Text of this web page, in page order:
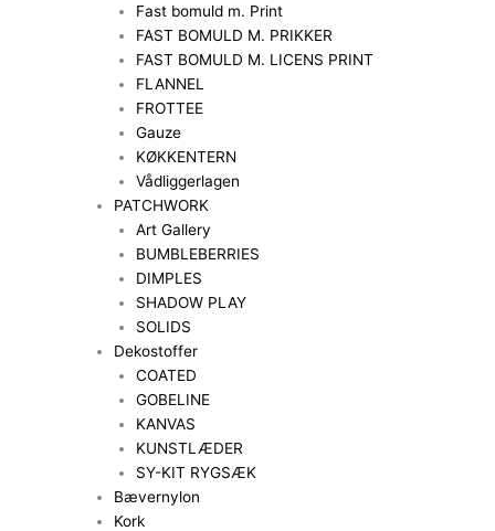
Fast bomuld m. Print
FAST BOMULD M. PRIKKER
FAST BOMULD M. LICENS PRINT
FLANNEL
FROTTEE
Gauze
KØKKENTERN
Vådliggerlagen
PATCHWORK
Art Gallery
BUMBLEBERRIES
DIMPLES
SHADOW PLAY
SOLIDS
Dekostoffer
COATED
GOBELINE
KANVAS
KUNSTLÆDER
SY-KIT RYGSÆK
Bævernylon
Kork